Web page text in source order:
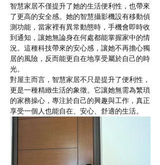
智慧家居不僅提升了她的生活便利性，也帶來
了更高的安全感。她的智慧攝影機設有移動偵
測功能，當家裡有異常動態時，手機會即時收
到通知，讓她無論身在何處都能掌握家中的情
況。這種科技帶來的安心感，讓她不再擔心獨
居的風險，反而能更自在地享受屬於自己的時
光。
對屋主而言，智慧家居不只是提升了便利性，
更是一種精緻生活的象徵。它讓她無需為繁瑣
的家務操心，專注於自己的興趣與工作，真正
享受一個人也能自在、安心、舒適的生活。